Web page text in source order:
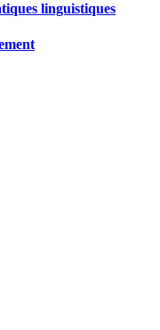
linguistiques